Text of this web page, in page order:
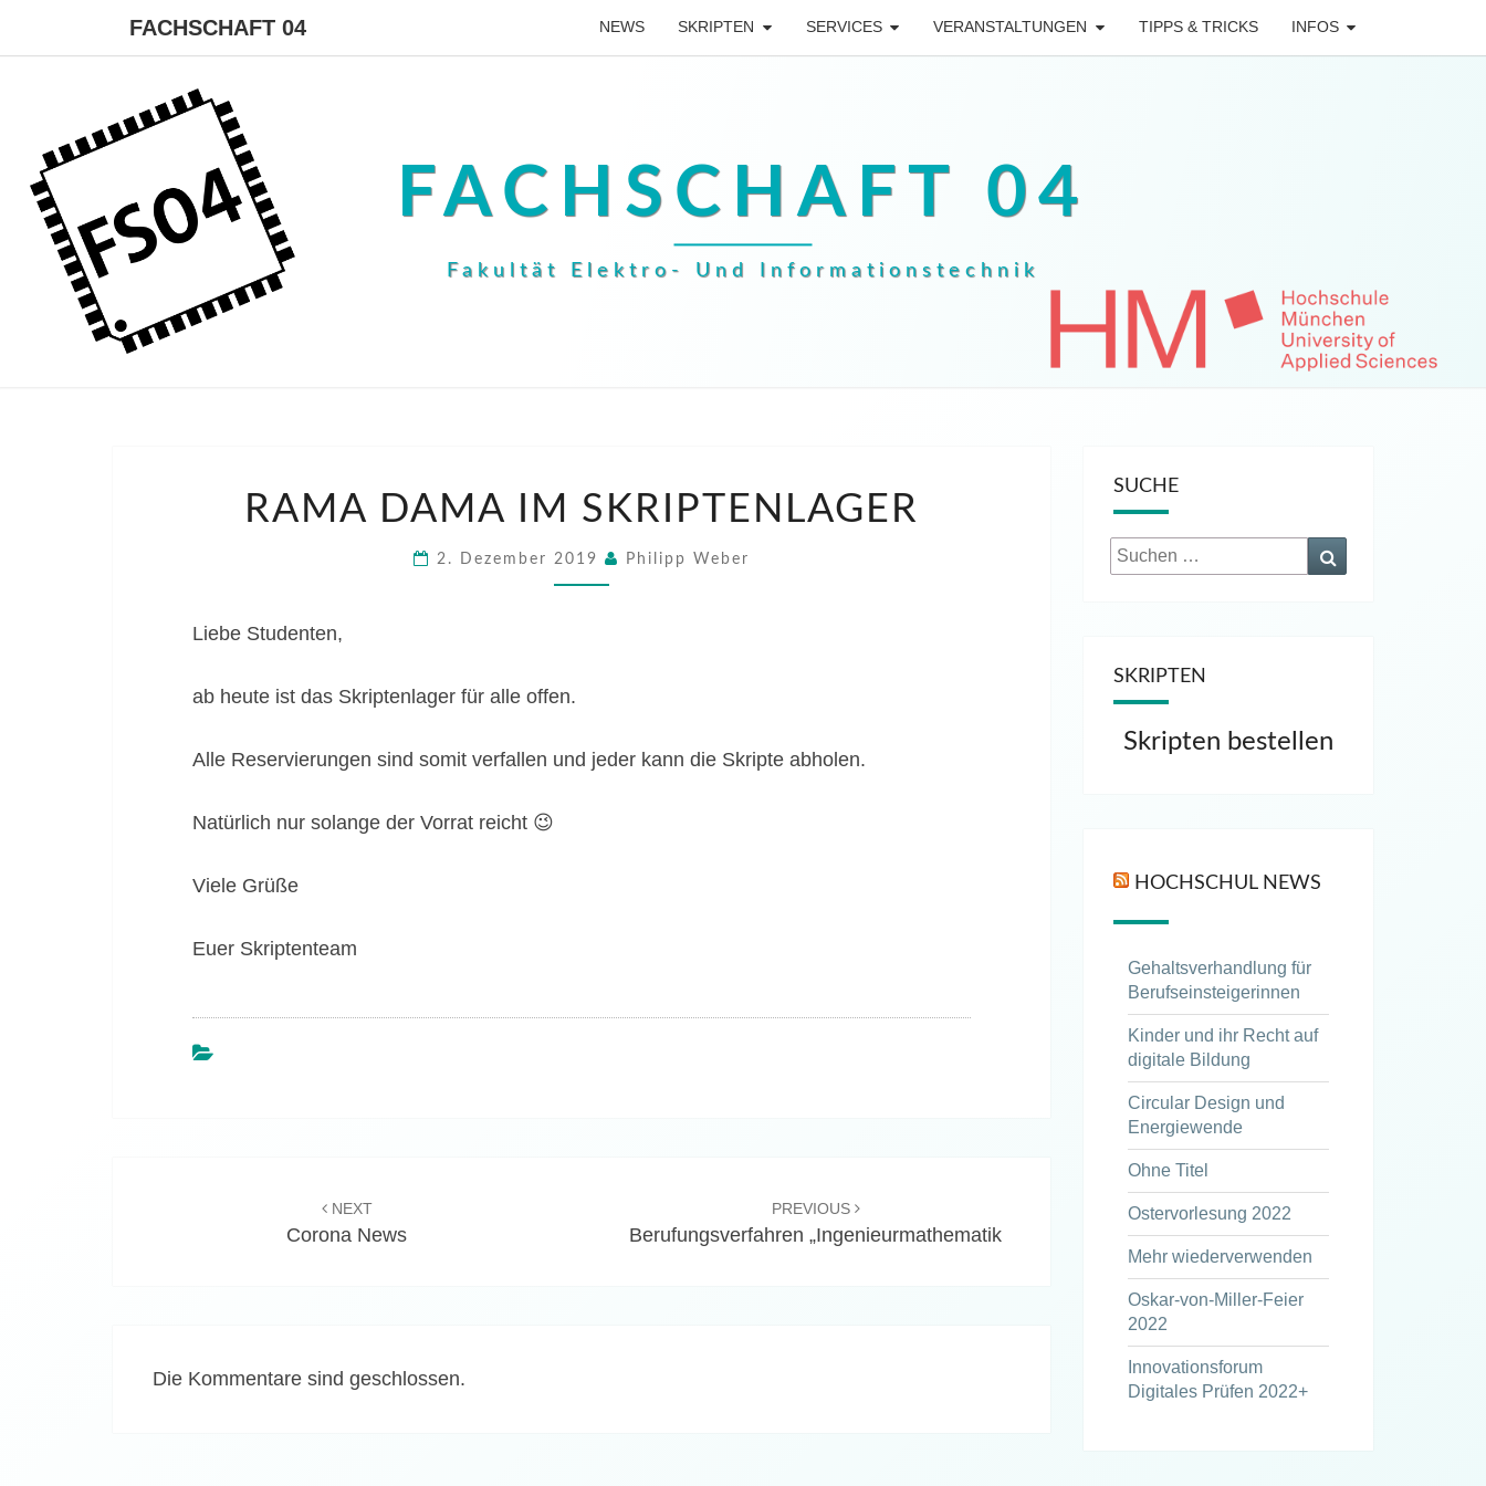
FACHSCHAFT 04 NEWS SKRIPTEN SERVICES VERANSTALTUNGEN TIPPS & TRICKS INFOS
FACHSCHAFT 04
Fakultät Elektro- Und Informationstechnik
DAMA
SKRIPTENLAGER
RAMA DAMA IM SKRIPTENLAGER
2. Dezember 2019 Philipp Weber
Liebe Studenten,
ab heute ist das Skriptenlager für alle offen.
Alle Reservierungen sind somit verfallen und jeder kann die Skripte abholen.
Natürlich nur solange der Vorrat reicht 😉
Viele Grüße
Euer Skriptenteam
NEXT
Corona News
PREVIOUS
Berufungsverfahren „Ingenieurmathematik
Die Kommentare sind geschlossen.
SUCHE
Suchen
nach:
SKRIPTEN
Skripten bestellen
HOCHSCHUL NEWS
Gehaltsverhandlung für
Berufseinsteigerinnen
Kinder und ihr Recht auf
digitale Bildung
Circular Design und
Energiewende
Ohne Titel
Ostervorlesung 2022
Mehr wiederverwenden
Oskar-von-Miller-Feier
2022
Innovationsforum
Digitales Prüfen 2022+